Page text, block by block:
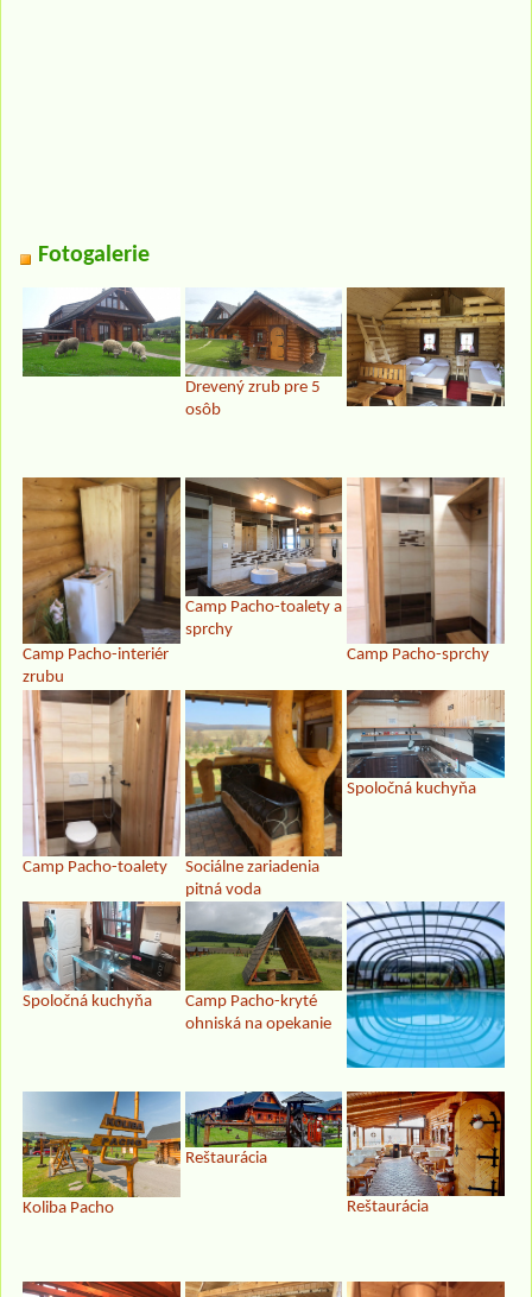
Fotogalerie
Drevený zrub pre 5
osôb
Camp Pacho-interiér
zrubu
Camp Pacho-toalety a
sprchy
Camp Pacho-sprchy
Camp Pacho-toalety
Sociálne zariadenia
pitná voda
Spoločná kuchyňa
Spoločná kuchyňa
Camp Pacho-kryté
ohniská na opekanie
Koliba Pacho
Reštaurácia
Reštaurácia